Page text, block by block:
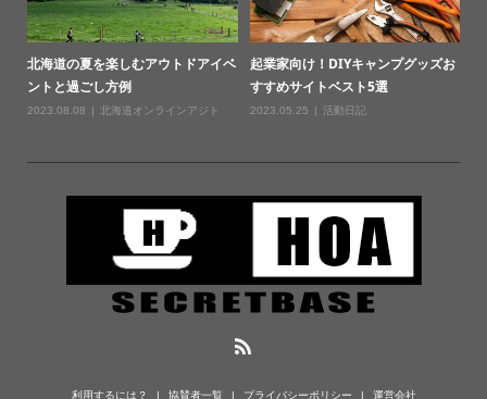
北海道の夏を楽しむアウトドアイベ
ントと過ごし方例
2023.08.08 北海道オンラインアジト
起業家向け！DIYキャンプグッズお
すすめサイトベスト5選
2023.05.25 活動日記
利用するには？ 協賛者一覧 プライバシーポリシー 運営会社